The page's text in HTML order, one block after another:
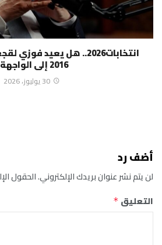
انتخابات2026.. هل يعيد
2016 إلى الواجهة؟
30 يوليوز، 2026
أضف رد
لن يتم نشر عنوان بريدك الإلكتروني.الحقول
التعليق *